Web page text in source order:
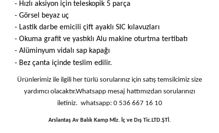
- Hızlı aksiyon için teleskopik 5 parça
- Görsel beyaz uç
- Lastik darbe emicili çift ayaklı SIC kılavuzları
- Okuma grafit ve yastıklı Alu makine oturtma tertibatı
- Alüminyum vidalı sap kapağı
- Bez çanta içinde teslim edilir.
Ürünlerimiz ile ilgili her türlü sorularınız için satış temsilcimiz size
yardımcı olacaktır.Whatsapp mesaj hattımızdan sorularınızı
iletiniz. whatsapp: 0 536 667 16 10
Arslantaş Av Balık Kamp Mlz. İç ve Dış Tic.LTD.ŞTİ.